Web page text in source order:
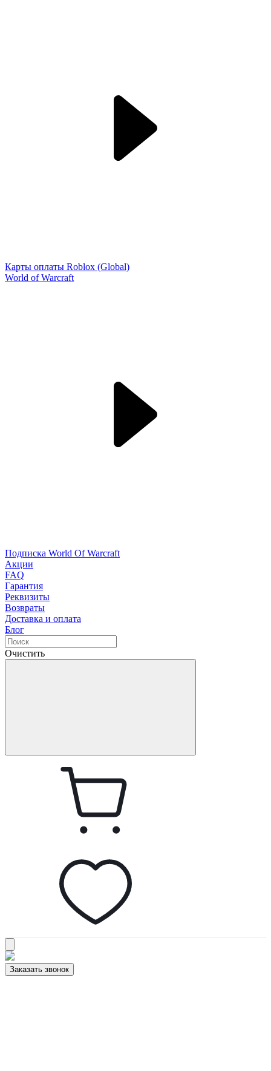
Карты оплаты Roblox (Global)
World of Warcraft
Подписка World Of Warcraft
Акции
FAQ
Гарантия
Реквизиты
Возвраты
Доставка и оплата
Блог
Очистить
Заказать звонок